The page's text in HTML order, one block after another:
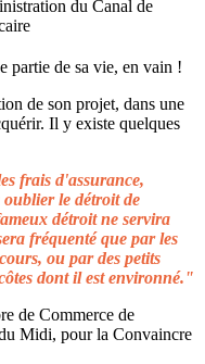
partie de sa vie, en vain !
de son projet, dans une
Il y existe quelques
frais d'assurance,
oublier le détroit de
détroit ne servira
fréquenté que par les
ou par des petits
dont il est environné."
de Commerce de
Midi, pour la Convaincre